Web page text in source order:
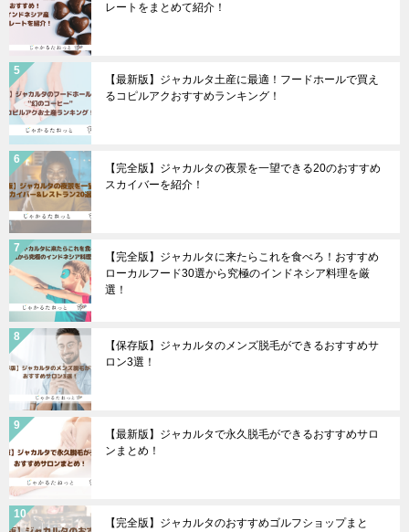
レートをまとめて紹介！
【最新版】ジャカルタ土産に最適！フードホールで買え
るコピルアクおすすめランキング！
【完全版】ジャカルタの夜景を一望できる20のおすすめ
スカイバーを紹介！
【完全版】ジャカルタに来たらこれを食べろ！おすすめ
ローカルフード30選から究極のインドネシア料理を厳
選！
【保存版】ジャカルタのメンズ脱毛ができるおすすめサ
ロン3選！
【最新版】ジャカルタで永久脱毛ができるおすすめサロ
ンまとめ！
【完全版】ジャカルタのおすすめゴルフショップまと